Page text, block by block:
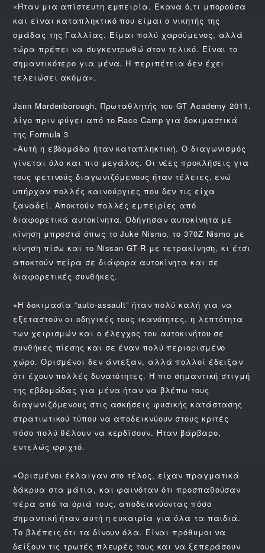
«Ήταν μια απίστευτη εμπειρία. Έκανα ό,τι μπορούσα
και είναι καταπληκτικό που είμαι ο νικητής της
ομάδας της Γαλλίας. Είμαι πολύ χαρούμενος, αλλά
τώρα πρέπει να συγκεντρωθώ στον τελικό. Είναι το
σημαντικότερο για μένα. Η περιπέτεια δεν έχει
τελειώσει ακόμα».
Jann Mardenborough, Πρωταθλητής του GT Academy 2011,
λίγο πριν φύγει από το Race Camp για δοκιμαστικά
της Formula 3
«Αυτή η εβδομάδα ήταν καταπληκτική. Ο διαγωνισμός
γίνεται όλο και πιο μεγάλος. Οι νέες προκλήσεις για
τους φετινούς διαγωνιζόμενους ήταν τέλειες, ενώ
υπήρχαν πολλές καινούργιες που δεν τις είχα
ξαναδεί. Αποκτούν πολλές εμπειρίες από
διαφορετικά αυτοκίνητα. Οδήγησαν αυτοκίνητα με
κίνηση μπροστά όπως το Juke Nismo, το 370Z Nismo με
κίνηση πίσω και το Nissan GT-R με τετρακίνηση, κι έτσι
αποκτούν πείρα σε διάφορα αυτοκίνητα και σε
διαφορετικές συνθήκες.
»Η δοκιμασία “auto-assault” ήταν πολύ καλή για να
εξεταστούν οι οδηγικές τους ικανότητες, η λεπτότητα
των χειρισμών και ο έλεγχος του αυτοκινήτου σε
συνθήκες πίεσης και σε έναν πολύ περιορισμένο
χώρο. Ορισμένοι δεν άντεξαν, αλλά πολλοί έδειξαν
ότι έχουν πολλές δυνατότητες. Η πιο σημαντική στιγμή
της εβδομάδας για μένα ήταν να βλέπω τους
διαγωνιζόμενους στις ασκήσεις φυσικής κατάστασης
στρατιωτικού τύπου να αποδεικνύουν στους κριτές
πόσο πολύ θέλουν να κερδίσουν. Ήταν βάρβαρο,
εντελώς φριχτό.
»Ορισμένοι έκλαιγαν στο τέλος, είχαν πραγματικά
δάκρυα στα μάτια, και φαινόταν ότι προσπαθούσαν
πέρα από τα όριά τους, αποδεικνύοντας πόσο
σημαντική ήταν αυτή η ευκαιρία για όλα τα παιδιά.
Το βλέπεις ότι τα δίνουν όλα. Είναι πρόθυμοι να
δείξουν τις τρωτές πλευρές τους και να ξεπεράσουν